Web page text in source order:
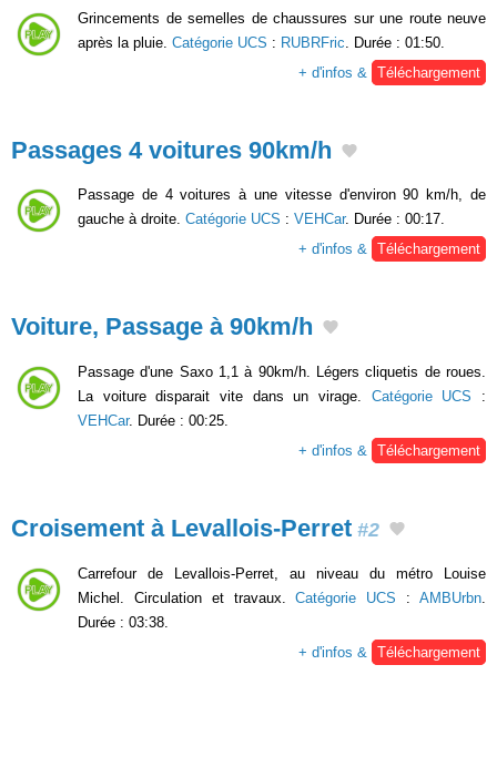
Grincements de semelles de chaussures sur une route neuve
après la pluie. Catégorie UCS : RUBRFric . Durée : 01:50.
+ d'infos &
Téléchargement
Passages 4 voitures 90km/h
Passage de 4 voitures à une vitesse d'environ 90 km/h, de
gauche à droite. Catégorie UCS : VEHCar. Durée : 00:17.
+ d'infos & Téléchargement
Voiture, Passage à 90km/h
Passage d'une Saxo 1,1 à 90km/h. Légers cliquetis de roues.
La voiture disparait vite dans un virage. Catégorie UCS :
VEHCar. Durée : 00:25.
+ d'infos & Téléchargement
Croisement à Levallois-Perret #2
Carrefour de Levallois-Perret, au niveau du métro Louise
Michel. Circulation et travaux.Catégorie UCS :AMBUrbn
Durée : 03:38.
+ d'infos &
Téléchargement